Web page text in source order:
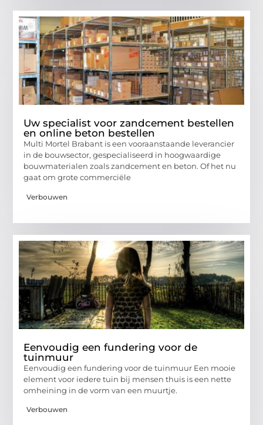
Uw specialist voor zandcement bestellen
en online beton bestellen
Multi Mortel Brabant is een vooraanstaande leverancier
in de bouwsector, gespecialiseerd in hoogwaardige
bouwmaterialen zoals zandcement en beton. Of het nu
gaat om grote commerciële
Verbouwen
Eenvoudig een fundering voor de
tuinmuur
Eenvoudig een fundering voor de tuinmuur Een mooie
element voor iedere tuin bij mensen thuis is een nette
omheining in de vorm van een muurtje.
Verbouwen